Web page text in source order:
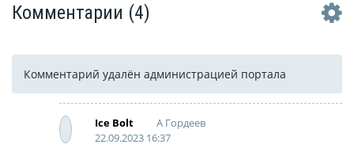
Комментарии (4)
Комментарий удалён администрацией портала
Ice Bolt
А Гордеев
22.09.2023 16:37